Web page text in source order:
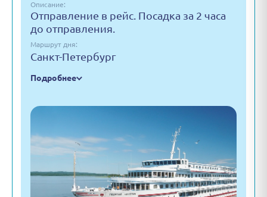
Описание:
Отправление в рейс. Посадка за 2 часа
до отправления.
Маршрут дня:
Санкт-Петербург
Подробнее